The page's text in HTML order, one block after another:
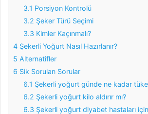
3.1 Porsiyon Kontrolü
3.2 Şeker Türü Seçimi
3.3 Kimler Kaçınmalı?
4 Şekerli Yoğurt Nasıl Hazırlanır?
5 Alternatifler
6 Sik Sorulan Sorular
6.1 Şekerli yoğurt günde ne kadar
6.2 Şekerli yoğurt kilo aldırır mı?
6.3 Şekerli yoğurt diyabet hastaları